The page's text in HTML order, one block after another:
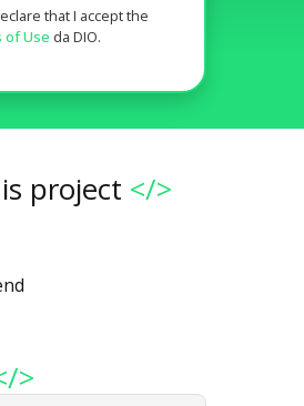
that I accept the
of Use da DIO.
project </>
>